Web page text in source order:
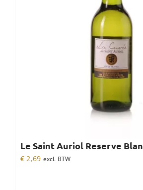
Le Saint Auriol Reserve
€ 2,69 excl. BTW